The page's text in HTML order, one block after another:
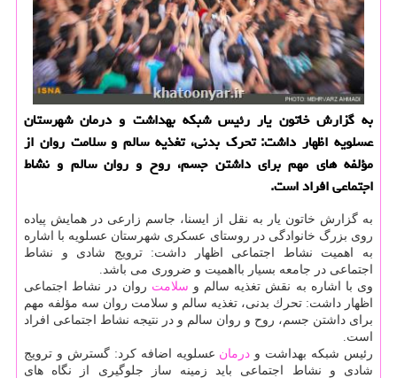
به گزارش خاتون یار رئیس شبكه بهداشت و درمان شهرستان
عسلویه اظهار داشت: تحرك بدنی، تغذیه سالم و سلامت روان از
مؤلفه های مهم برای داشتن جسم، روح و روان سالم و نشاط
اجتماعی افراد است.
به گزارش خاتون یار به نقل از ایسنا، جاسم زارعی در همایش پیاده
روی بزرگ خانوادگی در روستای عسكری شهرستان عسلویه با اشاره
به اهمیت نشاط اجتماعی اظهار داشت: ترویج شادی و نشاط
اجتماعی در جامعه بسیار بااهمیت و ضروری می باشد.
وی با اشاره به نقش تغذیه سالم و سلامت روان در نشاط اجتماعی
اظهار داشت: تحرك بدنی، تغذیه سالم و سلامت روان سه مؤلفه مهم
برای داشتن جسم، روح و روان سالم و در نتیجه نشاط اجتماعی افراد
است.
رئیس شبكه بهداشت و درمان عسلویه اضافه كرد: گسترش و ترویج
شادی و نشاط اجتماعی باید زمینه ساز جلوگیری از نگاه های